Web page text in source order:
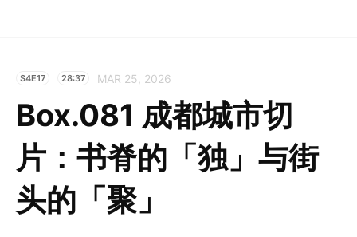
S4E17 28:37 MAR 25, 2026
Box.081 成都城市切
片：书脊的「独」与街
头的「聚」